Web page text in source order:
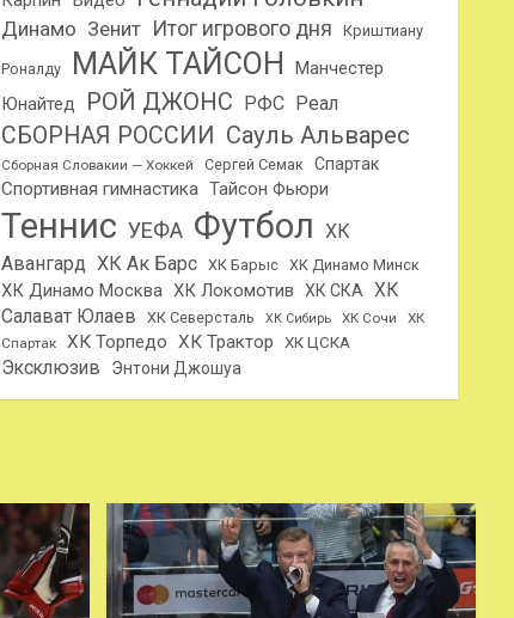
Динамо Зенит Итог игрового дня Криштиану
Роналду МАЙК ТАЙСОН
Манчестер
Юнайтед
РОЙ ДЖОНС РФС Реал
СБОРНАЯ РОССИИ Сауль Альварес
Сборная Словакии — Хоккей Сергей Семак Спартак
Спортивная гимнастика Тайсон Фьюри
Теннис УЕФА Футбол ХК
Авангард ХК Ак Барс ХК Барыс ХК Динамо Минск
ХК Динамо Москва ХК Локомотив ХК СКА
ХК
Салават Юлаев
ХК Северсталь ХК Сибирь ХК Сочи
ХК
Спартак
ХК Торпедо ХК Трактор ХК ЦСКА
Эксклюзив Энтони Джошуа